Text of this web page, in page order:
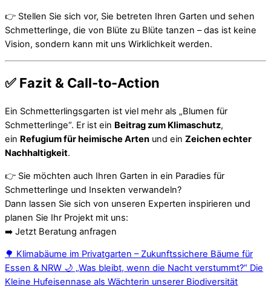
👉 Stellen Sie sich vor, Sie betreten Ihren Garten und sehen
Schmetterlinge, die von Blüte zu Blüte tanzen – das ist keine
Vision, sondern kann mit uns Wirklichkeit werden.
✅ Fazit & Call-to-Action
Ein Schmetterlingsgarten ist viel mehr als „Blumen für
Schmetterlinge“. Er ist ein Beitrag zum Klimaschutz,
ein Refugium für heimische Arten und ein Zeichen echter
Nachhaltigkeit.
👉 Sie möchten auch Ihren Garten in ein Paradies für
Schmetterlinge und Insekten verwandeln?
Dann lassen Sie sich von unseren Experten inspirieren und
planen Sie Ihr Projekt mit uns:
➡️ Jetzt Beratung anfragen
🌳 Klimabäume im Privatgarten – Zukunftssichere Bäume für
Essen & NRW 🌙 „Was bleibt, wenn die Nacht verstummt?“ Die
Kleine Hufeisennase als Wächterin unserer Biodiversität